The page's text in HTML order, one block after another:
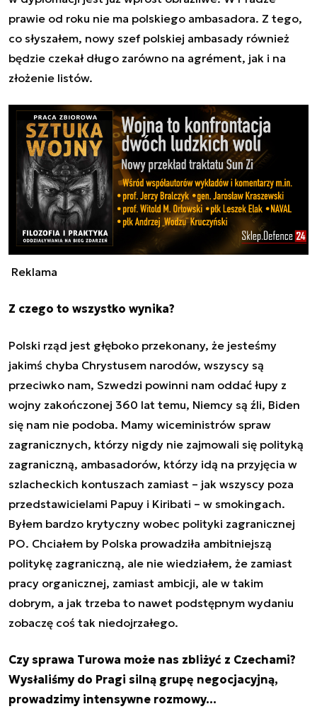
prawie od roku nie ma polskiego ambasadora. Z tego,
co słyszałem, nowy szef polskiej ambasady również
będzie czekał długo zarówno na agrément, jak i na
złożenie listów.
Reklama
Z czego to wszystko wynika?
Polski rząd jest głęboko przekonany, że jesteśmy
jakimś chyba Chrystusem narodów, wszyscy są
przeciwko nam, Szwedzi powinni nam oddać łupy z
wojny zakończonej 360 lat temu, Niemcy są źli, Biden
się nam nie podoba. Mamy wiceministrów spraw
zagranicznych, którzy nigdy nie zajmowali się polityką
zagraniczną, ambasadorów, którzy idą na przyjęcia w
szlacheckich kontuszach zamiast – jak wszyscy poza
przedstawicielami Papuy i Kiribati – w smokingach.
Byłem bardzo krytyczny wobec polityki zagranicznej
PO. Chciałem by Polska prowadziła ambitniejszą
politykę zagraniczną, ale nie wiedziałem, że zamiast
pracy organicznej, zamiast ambicji, ale w takim
dobrym, a jak trzeba to nawet podstępnym wydaniu
zobaczę coś tak niedojrzałego.
Czy sprawa Turowa może nas zbliżyć z Czechami?
Wysłaliśmy do Pragi silną grupę negocjacyjną,
prowadzimy intensywne rozmowy…